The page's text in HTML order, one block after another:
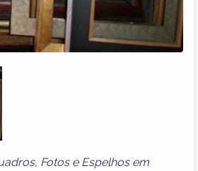
Fotos e Espelhos em